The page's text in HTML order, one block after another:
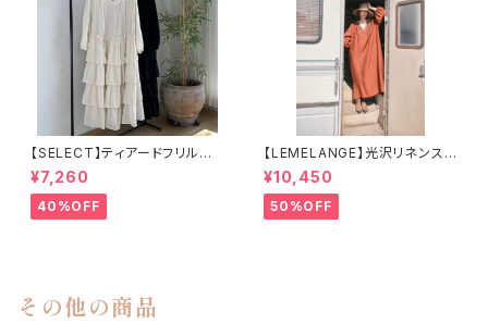
【SELECT】ティアードフリルロ
ングワンピース
¥7,260
40%OFF
【LEMELANGE】光沢リネンスキ
ッパーワンピース
¥10,450
50%OFF
その他の商品